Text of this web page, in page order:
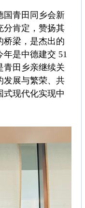
国青田同乡会新
分肯定，赞扬其
桥梁，是杰出的
年是中德建交 51
青田乡亲继续关
发展与繁荣、共
式现代化实现中